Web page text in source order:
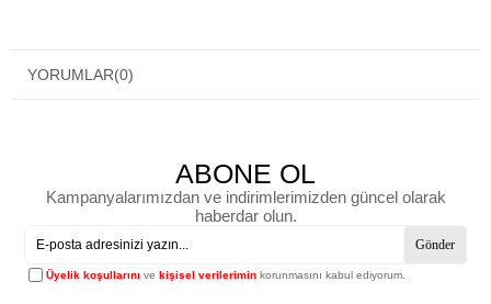
YORUMLAR(0)
ABONE OL
Kampanyalarımızdan ve indirimlerimizden güncel olarak
haberdar olun.
Gönder
Üyelik koşullarını vekişisel verilerimin korunmasını kabul ediyorum.